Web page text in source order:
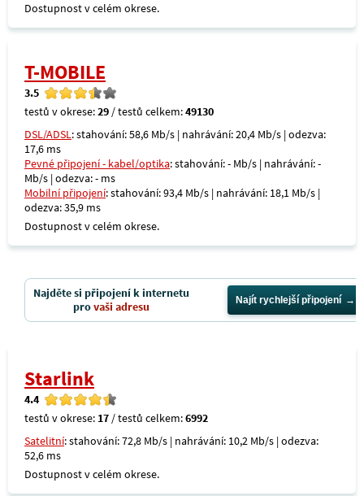
Dostupnost v celém okrese.
T-MOBILE
3.5
testů v okrese:29 / testů celkem:49130
DSL/ADSL: stahování: 58,6 Mb/s | nahrávání: 20,4 Mb/s | odezva:
17,6 ms
Pevné připojení - kabel/optika: stahování: - Mb/s | nahrávání: -
Mb/s | odezva: - ms
Mobilní připojení: stahování: 93,4 Mb/s | nahrávání: 18,1 Mb/s |
odezva: 35,9 ms
Dostupnost v celém okrese.
Najděte si připojení k internetu
provaši adresu Najít rychlejší připojení
Starlink
4.4
testů v okrese: 17 / testů celkem:6992
Satelitní: stahování: 72,8 Mb/s | nahrávání: 10,2 Mb/s | odezva:
52,6 ms
Dostupnost v celém okrese.